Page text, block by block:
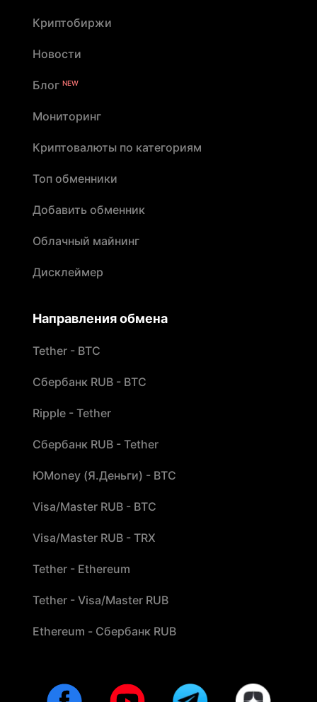
Криптобиржи
Новости
Блог NEW
Мониторинг
Криптовалюты по категориям
Топ обменники
Добавить обменник
Облачный майнинг
Дисклеймер
Направления обмена
Tether - BTC
Сбербанк RUB - BTC
Ripple - Tether
Сбербанк RUB - Tether
ЮMoney (Я.Деньги) - BTC
Visa/Master RUB - BTC
Visa/Master RUB - TRX
Tether - Ethereum
Tether - Visa/Master RUB
Ethereum - Сбербанк RUB